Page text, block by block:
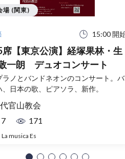
15:00 開
席【東京公演】経塚果林・生
一朗 デュオコンサート
ラノとバンドネオンのコンサート。バ
、日本の歌、ピアソラ、新作。
代官山教会
7
171
La musica Es
場 (関東)